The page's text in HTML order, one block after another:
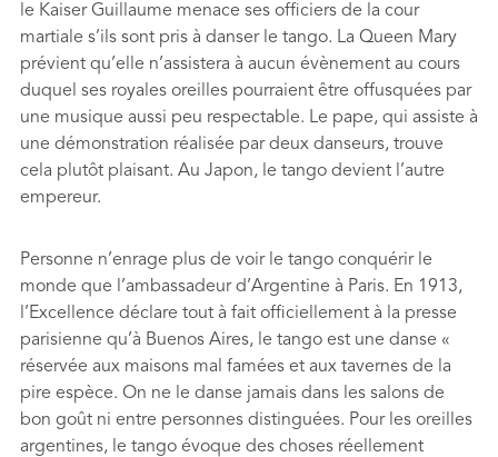
le Kaiser Guillaume menace ses ofﬁciers de la cour
martiale s’ils sont pris à danser le tango. La Queen Mary
prévient qu’elle n’assistera à aucun évènement au cours
duquel ses royales oreilles pourraient être offusquées par
une musique aussi peu respectable. Le pape, qui assiste à
une démonstration réalisée par deux danseurs, trouve
cela plutôt plaisant. Au Japon, le tango devient l’autre
empereur.
Personne n’enrage plus de voir le tango conquérir le
monde que l’ambassadeur d’Argentine à Paris. En 1913,
l’Excellence déclare tout à fait ofﬁciellement à la presse
parisienne qu’à Buenos Aires, le tango est une danse «
réservée aux maisons mal famées et aux tavernes de la
pire espèce. On ne le danse jamais dans les salons de
bon goût ni entre personnes distinguées. Pour les oreilles
argentines, le tango évoque des choses réellement